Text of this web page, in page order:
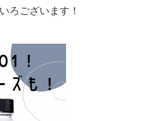
ろございます！